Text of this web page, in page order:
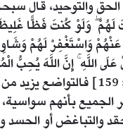
والتوحيد، قال
لَهُمْ ۖ وَلَوْ كُنتَ فَظًّا
وَاسْتَغْفِرْ لَهُمْ
اللَّهِ ۚ إِنَّ اللَّهَ يُحِبُّ
[سورة آل عمران: 159] فالتواضع
بأنهم
والتباغض أو الحسد